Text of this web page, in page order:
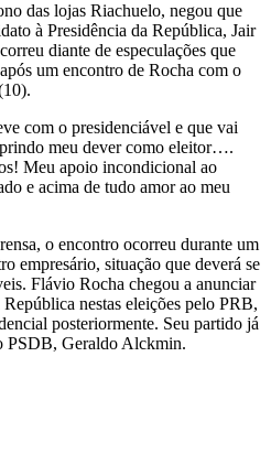
das lojas Riachuelo, negou que
à Presidência da República, Jair
diante de especulações que
um encontro de Rocha com o
com o presidenciável e que vai
meu dever como eleitor….
Meu apoio incondicional ao
e acima de tudo amor ao meu
o encontro ocorreu durante um
empresário, situação que deverá se
Flávio Rocha chegou a anunciar
nestas eleições pelo PRB,
posteriormente. Seu partido já
PSDB, Geraldo Alckmin.